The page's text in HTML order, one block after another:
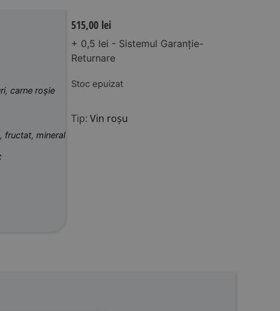
, carne roșie
, fructat, mineral
515,00 lei
+ 0,5 lei - Sistemul Garanție-
Returnare
Stoc epuizat
Tip: Vin roșu